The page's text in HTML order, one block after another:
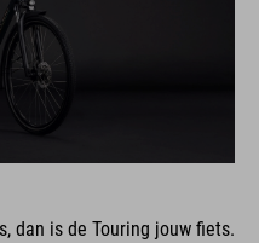
dan is de Touring jouw fiets.